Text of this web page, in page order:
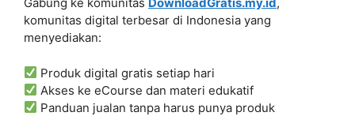
komunitas digital terbesar di Indonesia yang
menyediakan:
Produk digital gratis setiap hari
Akses ke eCourse dan materi edukatif
Panduan jualan tanpa harus punya produk